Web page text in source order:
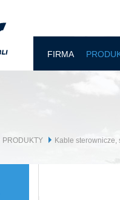
FIRMA
PRODUKTY Kable